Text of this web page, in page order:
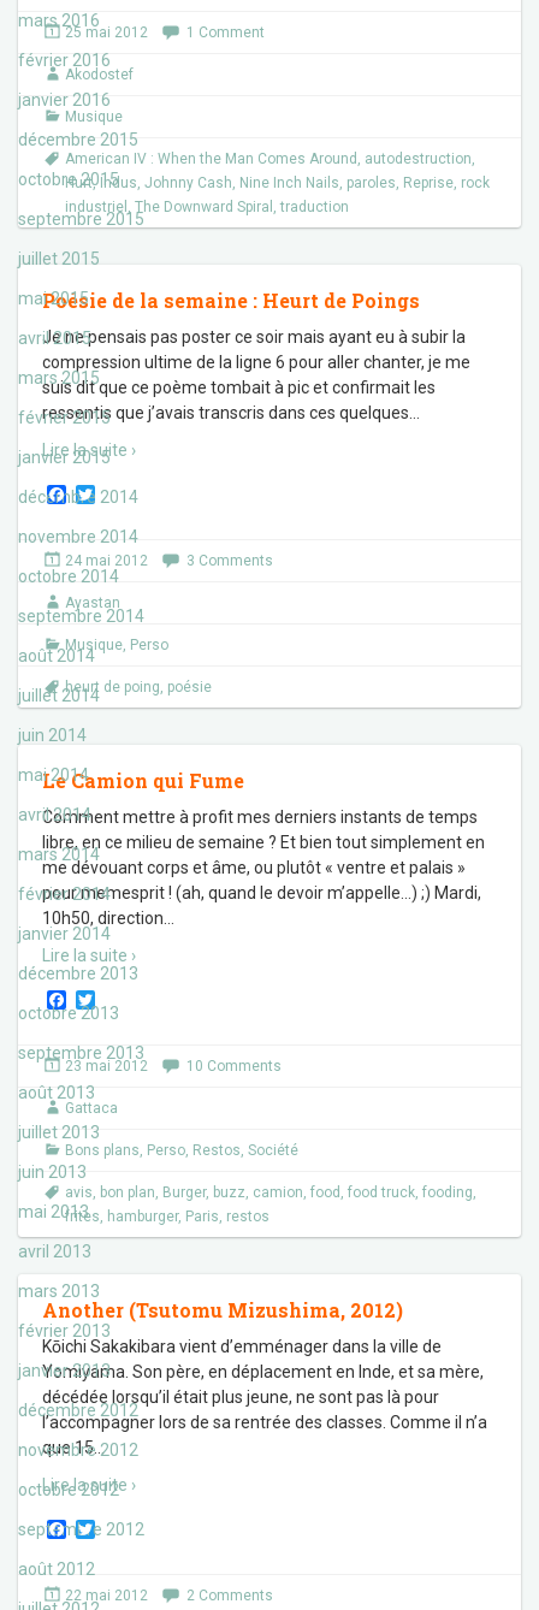
mars 2016
février 2016
janvier 2016
décembre 2015
octobre 2015
septembre 2015
juillet 2015
mai 2015
avril 2015
mars 2015
février 2015
janvier 2015
décembre 2014
novembre 2014
octobre 2014
septembre 2014
août 2014
juillet 2014
juin 2014
mai 2014
avril 2014
mars 2014
février 2014
janvier 2014
décembre 2013
octobre 2013
septembre 2013
août 2013
juillet 2013
juin 2013
mai 2013
avril 2013
mars 2013
février 2013
janvier 2013
décembre 2012
novembre 2012
octobre 2012
septembre 2012
août 2012
e
b
o
o
k
t
t
e
r
25 mai 2012 1 Comment
Akodostef
Musique
American IV : When the Man Comes Around , autodestruction,
Hurt, Indus, Johnny Cash, Nine Inch Nails, paroles, Reprise, rock
industriel , The Downward Spiral ,traduction
Poésie de la semaine : Heurt de Poings
Je ne pensais pas poster ce soir mais ayant eu à subir la
compression ultime de la ligne 6 pour aller chanter, je me
suis dit que ce poème tombait à pic et confirmait les
ressentis que j’avais transcris dans ces quelques
Lire la suite ›
F
c
e
b
o
o
k
T
t
e
r
24 mai 2012 3 Comments
Ayastan
Musique, Perso
heurt de poing, poésie
Le Camion qui Fume
Comment mettre à profit mes derniers instants de temps
libre, en ce milieu de semaine ? Et bien tout simplement en
me dévouant corps et âme, ou plutôt « ventre et palais »
pour memesprit ! (ah, quand le devoir m’appelle…) ;) Mardi,
10h50, direction
Lire la suite ›
F
a
e
b
o
o
k
w
t
t
r
23 mai 2012 10 Comments
Gattaca
Bons plans, Perso, Restos, Société
avis, bon plan, Burger, buzz, camion, food , food truck, fooding,
frites, hamburger, Paris, restos
Another (Tsutomu Mizushima, 2012)
Kōichi Sakakibara vient d’emménager dans la ville de
Yomiyama. Son père, en déplacement en Inde, et sa mère,
décédée lorsqu’il était plus jeune, ne sont pas là pour
l’accompagner lors de sa rentrée des classes. Comme il n’a
que 15…
Lire la suite ›
F
c
e
T
22 mai 2012 2 Comments